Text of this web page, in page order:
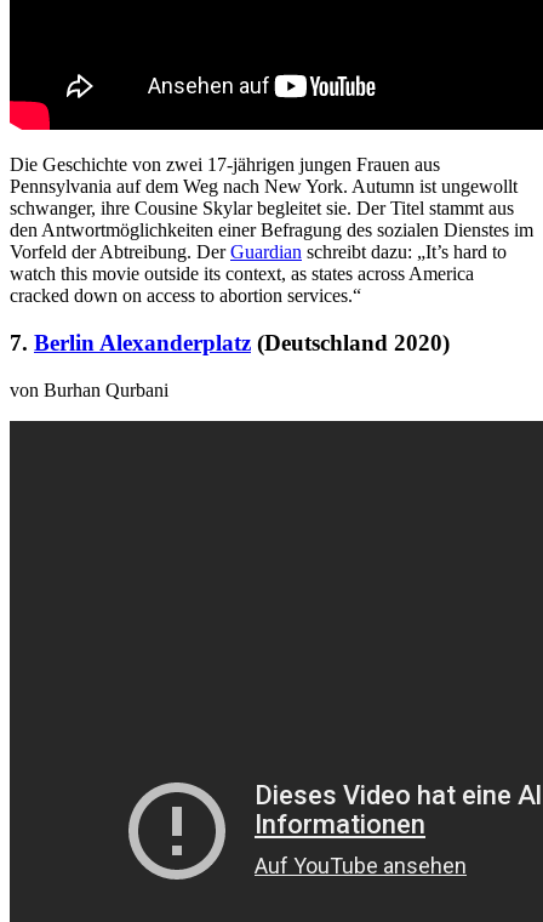
Die Geschichte von zwei 17-jährigen jungen Frauen aus
Pennsylvania auf dem Weg nach New York. Autumn ist ungewollt
schwanger, ihre Cousine Skylar begleitet sie. Der Titel stammt aus
den Antwortmöglichkeiten einer Befragung des sozialen Dienstes im
Vorfeld der Abtreibung. DerGuardian schreibt dazu: „It’s hard to
watch this movie outside its context, as states across America
cracked down on access to abortion services.“
7. Berlin Alexanderplatz (Deutschland 2020)
von Burhan Qurbani